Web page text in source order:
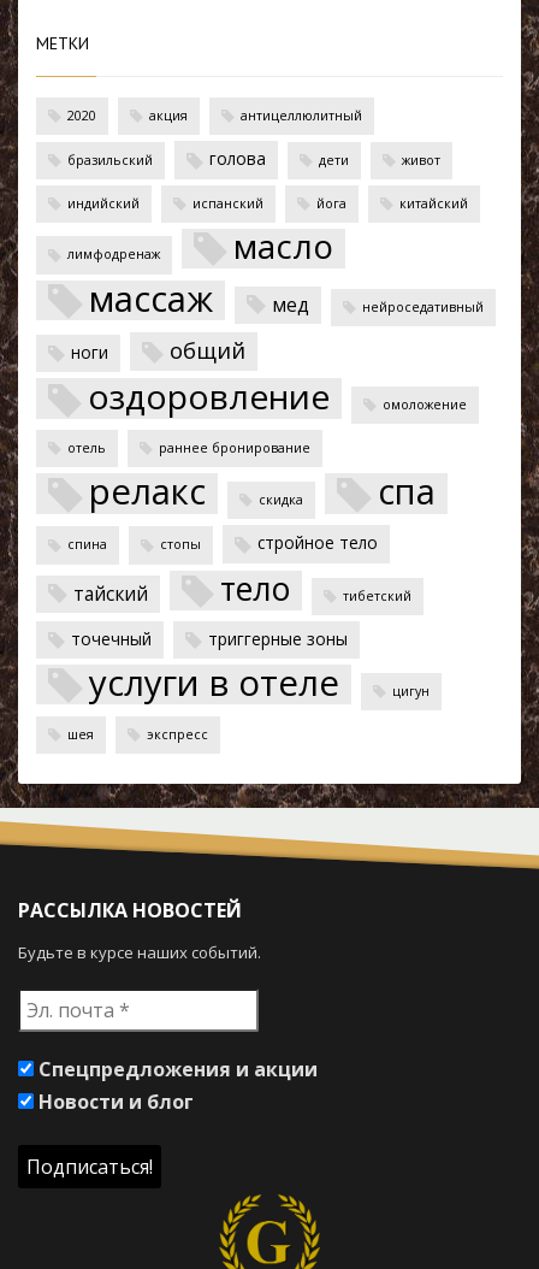
МЕТКИ
2020 акция антицеллюлитный
бразильский голова дети живот
индийский испанский йога китайский
лимфодренаж масло
массаж мед нейроседативный
ноги общий
оздоровление омоложение
отель раннее бронирование
релакс скидка спа
спина стопы стройное тело
тайский тело тибетский
точечный триггерные зоны
услуги в отеле цигун
шея экспресс
РАССЫЛКА НОВОСТЕЙ
Будьте в курсе наших событий.
Эл.
почта
*
Спецпредложения и акции
Новости и блог